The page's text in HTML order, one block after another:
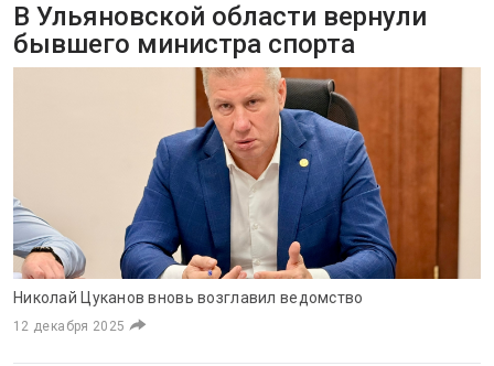
В Ульяновской области вернули
бывшего министра спорта
Николай Цуканов вновь возглавил ведомство
12 декабря 2025